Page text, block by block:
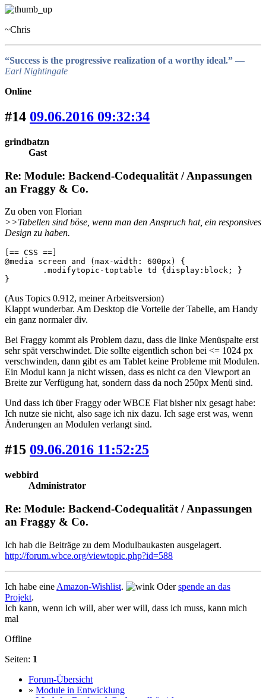
~Chris
“Success is the progressive realization of a worthy ideal.” ―
Earl Nightingale
Online
#14 09.06.2016 09:32:34
grindbatzn
Gast
Re: Module: Backend-Codequalität / Anpassungen
an Fraggy & Co.
Zu oben von Florian
>>Tabellen sind böse, wenn man den Anspruch hat, ein responsives
Design zu haben.
[== CSS ==]
@media screen and (max-width: 600px) {
}
(Aus Topics 0.912, meiner Arbeitsversion)
Klappt wunderbar. Am Desktop die Vorteile der Tabelle, am Handy
ein ganz normaler div.
Bei Fraggy kommt als Problem dazu, dass die linke Menüspalte erst
sehr spät verschwindet. Die sollte eigentlich schon bei <= 1024 px
verschwinden, dann gibt es am Tablet keine Probleme mit Modulen.
Ein Modul kann ja nicht wissen, dass es nicht ca den Viewport an
Breite zur Verfügung hat, sondern dass da noch 250px Menü sind.
Und dass ich über Fraggy oder WBCE Flat bisher nix gesagt habe:
Ich nutze sie nicht, also sage ich nix dazu. Ich sage erst was, wenn
Änderungen an Modulen verlangt sind.
#15 09.06.2016 11:52:25
webbird
Administrator
Re: Module: Backend-Codequalität / Anpassungen
an Fraggy & Co.
Ich hab die Beiträge zu dem Modulbaukasten ausgelagert.
http://forum.wbce.org/viewtopic.php?id=588
Ich habe eine Amazon-Wishlist. Oderspende an das
Projekt.
Ich kann, wenn ich will, aber wer will, dass ich muss, kann mich
mal
Offline
Seiten: 1
Forum-Übersicht
» Module in Entwicklung